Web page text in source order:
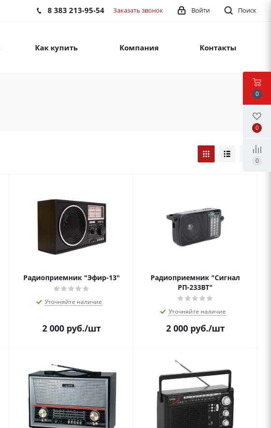
Поиск
Войти
8 383 213-95-54 Заказать звонок
Как купить Компания Контакты
Радиоприемник "Эфир-13"
Уточняйте наличие
2 000руб./шт
Радиоприемник "Сигнал
РП-233BT"
Уточняйте наличие
2 000руб./шт
0
0
0